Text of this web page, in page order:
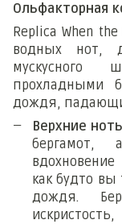
Ольфакторная
Replica When
водных нот,
мускусного
прохладными
дождя,
Верхние
бергамот,
как будто
дождя.